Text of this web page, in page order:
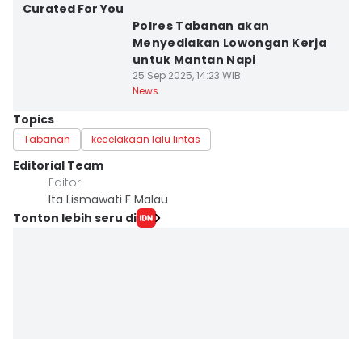
Curated For You
Polres Tabanan akan
Menyediakan Lowongan Kerja
untuk Mantan Napi
25 Sep 2025, 14:23 WIB
News
Topics
Tabanan kecelakaan lalu lintas
Editorial Team
Editor
Ita Lismawati F Malau
Tonton lebih seru di